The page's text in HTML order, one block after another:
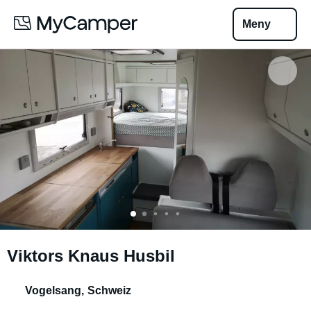
Meny
Viktors Knaus Husbil
Vogelsang, Schweiz